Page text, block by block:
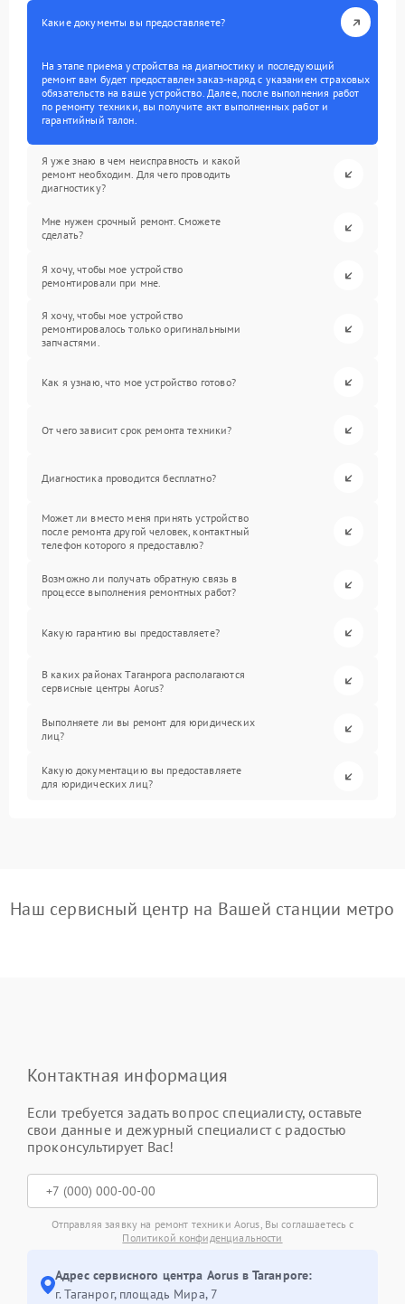
Какие документы вы предоставляете?
На этапе приема устройства на диагностику и последующий
ремонт вам будет предоставлен заказ-наряд с указанием страховых
обязательств на ваше устройство. Далее, после выполнения работ
по ремонту техники, вы получите акт выполненных работ и
гарантийный талон.
Я уже знаю в чем неисправность и какой
ремонт необходим. Для чего проводить
диагностику?
Мне нужен срочный ремонт. Сможете
сделать?
Я хочу, чтобы мое устройство
ремонтировали при мне.
Я хочу, чтобы мое устройство
ремонтировалось только оригинальными
запчастями.
Как я узнаю, что мое устройство готово?
От чего зависит срок ремонта техники?
Диагностика проводится бесплатно?
Может ли вместо меня принять устройство
после ремонта другой человек, контактный
телефон которого я предоставлю?
Возможно ли получать обратную связь в
процессе выполнения ремонтных работ?
Какую гарантию вы предоставляете?
В каких районах Таганрога располагаются
сервисные центры Aorus?
Выполняете ли вы ремонт для юридических
лиц?
Какую документацию вы предоставляете
для юридических лиц?
Наш сервисный центр на Вашей станции метро
Контактная информация
Если требуется задать вопрос специалисту, оставьте
свои данные и дежурный специалист с радостью
проконсультирует Вас!
Отправляя заявку на ремонт техники Aorus, Вы соглашаетесь с
Политикой конфиденциальности
Адрес сервисного центра Aorus в Таганроге:
г. Таганрог, площадь Мира, 7